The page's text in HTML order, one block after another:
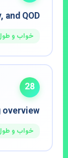
QOD
خواب و
28
overview
خواب و